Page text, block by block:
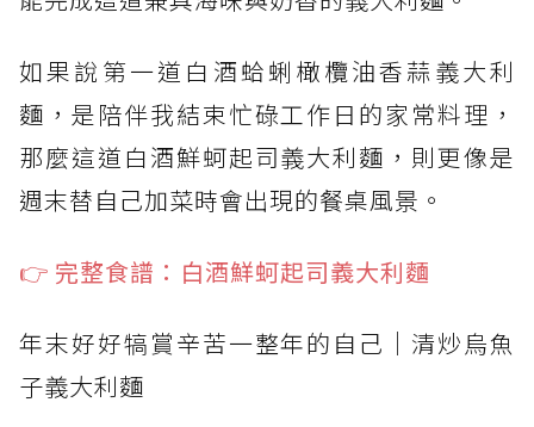
如果說第一道白酒蛤蜊橄欖油香蒜義大利
麵，是陪伴我結束忙碌工作日的家常料理，
那麼這道白酒鮮蚵起司義大利麵，則更像是
週末替自己加菜時會出現的餐桌風景。
👉 完整食譜：白酒鮮蚵起司義大利麵
年末好好犒賞辛苦一整年的自己｜清炒烏魚
子義大利麵